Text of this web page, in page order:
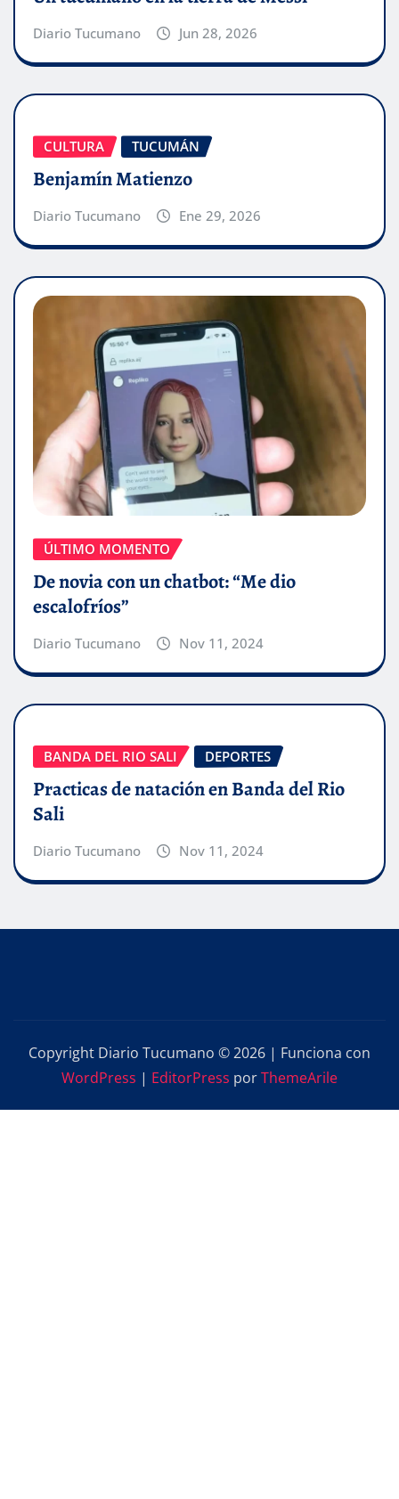
Diario Tucumano Jun 28, 2026
CULTURA TUCUMÁN
Benjamín Matienzo
Diario Tucumano Ene 29, 2026
ÚLTIMO MOMENTO
De novia con un chatbot: “Me dio
escalofríos”
Diario Tucumano Nov 11, 2024
BANDA DEL RIO SALI DEPORTES
Practicas de natación en Banda del Rio
Sali
Diario Tucumano Nov 11, 2024
Copyright Diario Tucumano © 2026 | Funciona con
WordPress | EditorPress porThemeArile